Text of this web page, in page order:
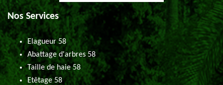
Nos Services
Elagueur 58
Abattage d'arbres 58
Taille de haie 58
Etêtage 58